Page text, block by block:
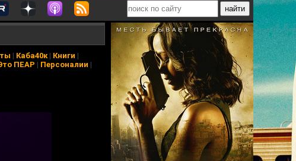
| Каба40к| Книги |
ПЕАР | Персоналии |